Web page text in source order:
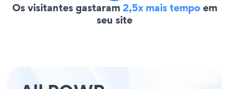
Os visitantes gastaram2,5x mais tempoem
seu site